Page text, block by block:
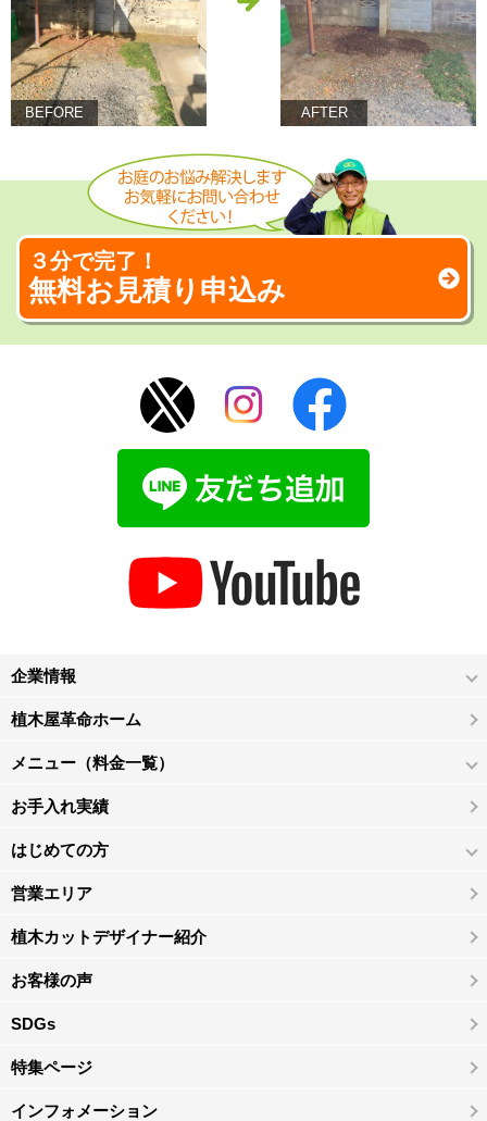
BEFORE AFTER
３分で完了！
無料お見積り申込み
企業情報
植木屋革命ホーム
メニュー（料金一覧）
お手入れ実績
はじめての方
営業エリア
植木カットデザイナー紹介
お客様の声
SDGs
特集ページ
インフォメーション